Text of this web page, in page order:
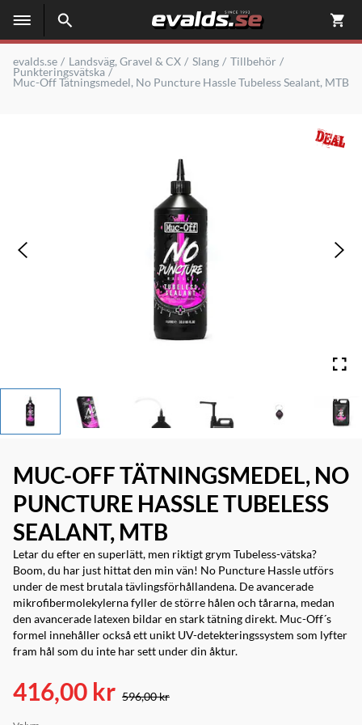
evalds.se Landsväg, Gravel & CX Slang
Tillbehör
Punkteringsvätska
Muc-Off Tätningsmedel, No Puncture Hassle Tubeless Sealant, MTB
MUC-OFF TÄTNINGSMEDEL, NO
PUNCTURE HASSLE TUBELESS
SEALANT, MTB
Letar du efter en superlätt, men riktigt grym Tubeless-vätska?
Boom, du har just hittat den min vän! No Puncture Hassle utförs
under de mest brutala tävlingsförhållandena. De avancerade
mikrofibermolekylerna fyller de större hålen och tårarna, medan
den avancerade latexen bildar en stark tätning direkt. Muc-Off´s
formel innehåller också ett unikt UV-detekteringssystem som lyfter
fram hål som du inte har sett under din åktur.
416,00 kr 596,00 kr